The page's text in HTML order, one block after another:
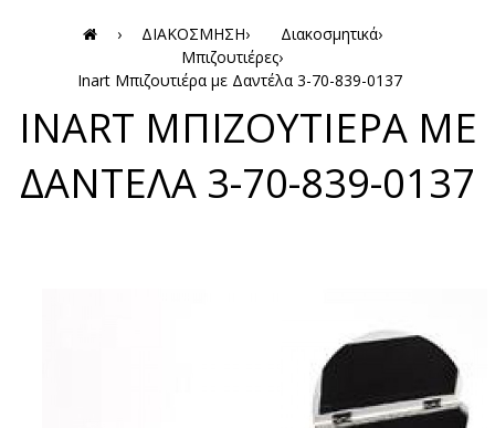
› ΔΙΑΚΟΣΜΗΣΗ› Διακοσμητικά›
Μπιζουτιέρες›
Inart Μπιζουτιέρα με Δαντέλα 3-70-839-0137
INART ΜΠΙΖΟΥΤΙΕΡΑ ΜΕ
ΔΑΝΤΕΛΑ 3-70-839-0137